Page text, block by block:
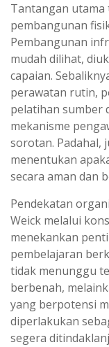
Tantangan utama
pembangunan
Pembangunan
mudah dilihat,
capaian.
perawatan rutin,
pelatihan sumber
mekanisme
sorotan. Padahal,
menentukan
secara aman dan
Pendekatan
Weick melalui
menekankan
pembelajaran
tidak menunggu
berbenah,
yang berpotensi
diperlakukan
segera